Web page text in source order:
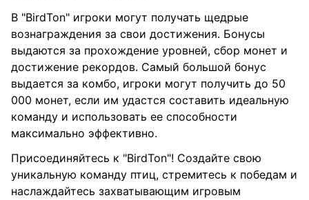
В "BirdTon" игроки могут получать щедрые
вознаграждения за свои достижения. Бонусы
выдаются за прохождение уровней, сбор монет и
достижение рекордов. Самый большой бонус
выдается за комбо, игроки могут получить до 50
000 монет, если им удастся составить идеальную
команду и использовать ее способности
максимально эффективно.
Присоединяйтесь к "BirdTon"! Создайте свою
уникальную команду птиц, стремитесь к победам и
наслаждайтесь захватывающим игровым